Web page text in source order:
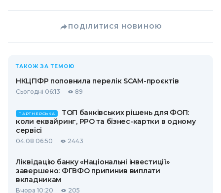
ПОДІЛИТИСЯ НОВИНОЮ
ТАКОЖ ЗА ТЕМОЮ
НКЦПФР поповнила перелік SCAM-проєктів
Сьогодні 06:13 89
ПАРТНЕРСЬКА
ТОП банківських рішень для ФОП:
коли еквайринг, РРО та бізнес-картки в одному
сервісі
04.08 06:50 2443
Ліквідацію банку «Національні інвестиції»
завершено: ФГВФО припинив виплати
вкладникам
Вчора 10:20 205